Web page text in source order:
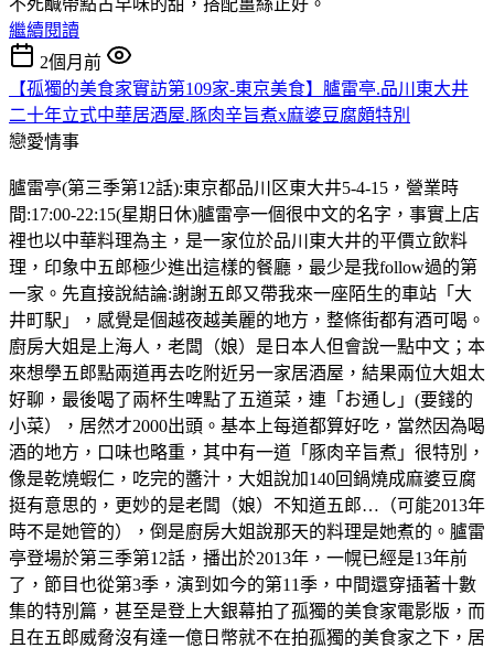
繼續閱讀
2個月前
【孤獨的美食家實訪第109家-東京美食】臚雷亭.品川東大井
二十年立式中華居酒屋.豚肉辛旨煮x麻婆豆腐頗特別
戀愛情事
臚雷亭(第三季第12話):東京都品川区東大井5-4-15，營業時
間:17:00-22:15(星期日休)臚雷亭一個很中文的名字，事實上店
裡也以中華料理為主，是一家位於品川東大井的平價立飲料
理，印象中五郎極少進出這樣的餐廳，最少是我follow過的第
一家。先直接說結論:謝謝五郎又帶我來一座陌生的車站「大
井町駅」，感覺是個越夜越美麗的地方，整條街都有酒可喝。
廚房大姐是上海人，老闆（娘）是日本人但會說一點中文；本
來想學五郎點兩道再去吃附近另一家居酒屋，結果兩位大姐太
好聊，最後喝了兩杯生啤點了五道菜，連「お通し」(要錢的
小菜），居然才2000出頭。基本上每道都算好吃，當然因為喝
酒的地方，口味也略重，其中有一道「豚肉辛旨煮」很特別，
像是乾燒蝦仁，吃完的醬汁，大姐說加140回鍋燒成麻婆豆腐
挺有意思的，更妙的是老闆（娘）不知道五郎…（可能2013年
時不是她管的），倒是廚房大姐說那天的料理是她煮的。臚雷
亭登場於第三季第12話，播出於2013年，一幌已經是13年前
了，節目也從第3季，演到如今的第11季，中間還穿插著十數
集的特別篇，甚至是登上大銀幕拍了孤獨的美食家電影版，而
且在五郎威脅沒有達一億日幣就不在拍孤獨的美食家之下，居